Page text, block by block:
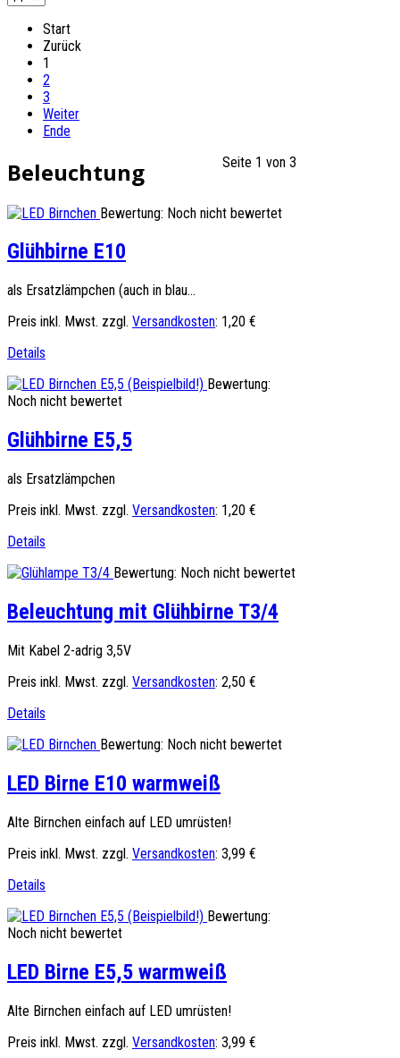
Start
Zurück
1
2
3
Weiter
Ende
Seite 1 von 3
Beleuchtung
Bewertung: Noch nicht bewertet
Glühbirne E10
als Ersatzlämpchen (auch in blau...
Preis inkl. Mwst. zzgl. Versandkosten: 1,20 €
Details
Bewertung:
Noch nicht bewertet
Glühbirne E5,5
als Ersatzlämpchen
Preis inkl. Mwst. zzgl. Versandkosten: 1,20 €
Details
Bewertung: Noch nicht bewertet
Beleuchtung mit Glühbirne T3/4
Mit Kabel 2-adrig 3,5V
Preis inkl. Mwst. zzgl. Versandkosten: 2,50 €
Details
Bewertung: Noch nicht bewertet
LED Birne E10 warmweiß
Alte Birnchen einfach auf LED umrüsten!
Preis inkl. Mwst. zzgl. Versandkosten: 3,99 €
Details
Bewertung:
Noch nicht bewertet
LED Birne E5,5 warmweiß
Alte Birnchen einfach auf LED umrüsten!
Preis inkl. Mwst. zzgl. Versandkosten: 3,99 €